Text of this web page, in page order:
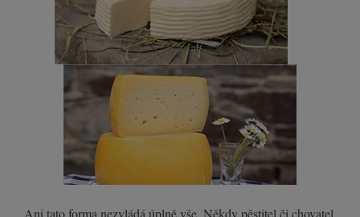
Ani tato forma nezvládá úplně vše. Někdy pěstitel či chovatel